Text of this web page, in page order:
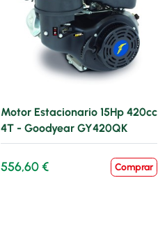
Motor Estacionario 15Hp 420cc
4T - Goodyear GY420QK
556,60 € Comprar